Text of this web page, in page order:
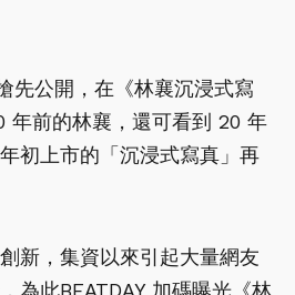
先公開，在《林襄沉浸式寫
年前的林襄，還可看到 20 年
初上市的「沉浸式寫真」再
新，集資以來引起大量網友
為此BEATDAY 加碼曝光《林